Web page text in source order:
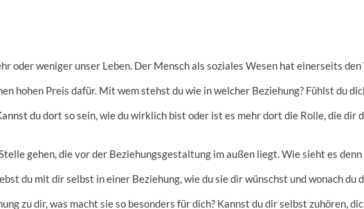
oder weniger unser Leben. Der Mensch als soziales Wesen hat einerseits
hohen Preis dafür. Mit wem stehst du wie in welcher Beziehung? Fühlst du
du dort so sein, wie du wirklich bist oder ist es mehr dort die Rolle, die dir
gehen, die vor der Beziehungsgestaltung im außen liegt. Wie sieht es
du mit dir selbst in einer Beziehung, wie du sie dir wünschst und wonach
zu dir, was macht sie so besonders für dich? Kannst du dir selbst zuhören,